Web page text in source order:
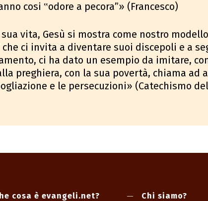
cosi ‟odore a pecora”» (Francesco)
vita, Gesù si mostra come nostro
ci invita a diventare suoi discepoli e a
ci ha dato un esempio da imitare,
preghiera, con la sua povertà, chiama ad
e le persecuzioni» (Catechismo
cosa è evangeli.net? Chi siamo?